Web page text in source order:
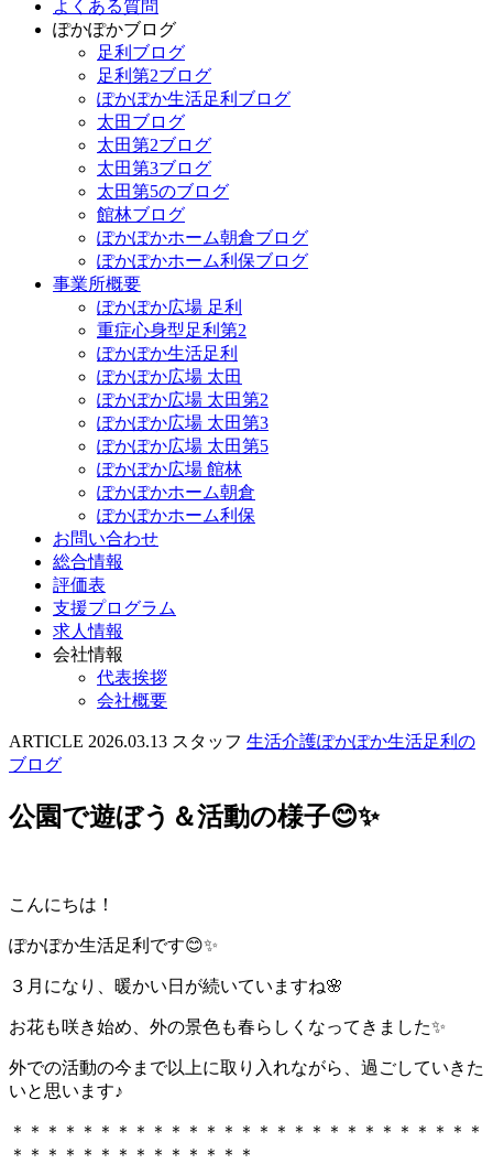
よくある質問
ぽかぽかブログ
足利ブログ
足利第2ブログ
ぽかぽか生活足利ブログ
太田ブログ
太田第2ブログ
太田第3ブログ
太田第5のブログ
館林ブログ
ぽかぽかホーム朝倉ブログ
ぽかぽかホーム利保ブログ
事業所概要
ぽかぽか広場 足利
重症心身型足利第2
ぽかぽか生活足利
ぽかぽか広場 太田
ぽかぽか広場 太田第2
ぽかぽか広場 太田第3
ぽかぽか広場 太田第5
ぽかぽか広場 館林
ぽかぽかホーム朝倉
ぽかぽかホーム利保
お問い合わせ
総合情報
評価表
支援プログラム
求人情報
会社情報
代表挨拶
会社概要
ARTICLE 2026.03.13 スタッフ 生活介護ぽかぽか生活足利の
ブログ
公園で遊ぼう＆活動の様子😊✨
こんにちは！
ぽかぽか生活足利です😊✨
３月になり、暖かい日が続いていますね🌸
お花も咲き始め、外の景色も春らしくなってきました✨
外での活動の今まで以上に取り入れながら、過ごしていきた
いと思います♪
＊＊＊＊＊＊＊＊＊＊＊＊＊＊＊＊＊＊＊＊＊＊＊＊＊＊＊
＊＊＊＊＊＊＊＊＊＊＊＊＊＊